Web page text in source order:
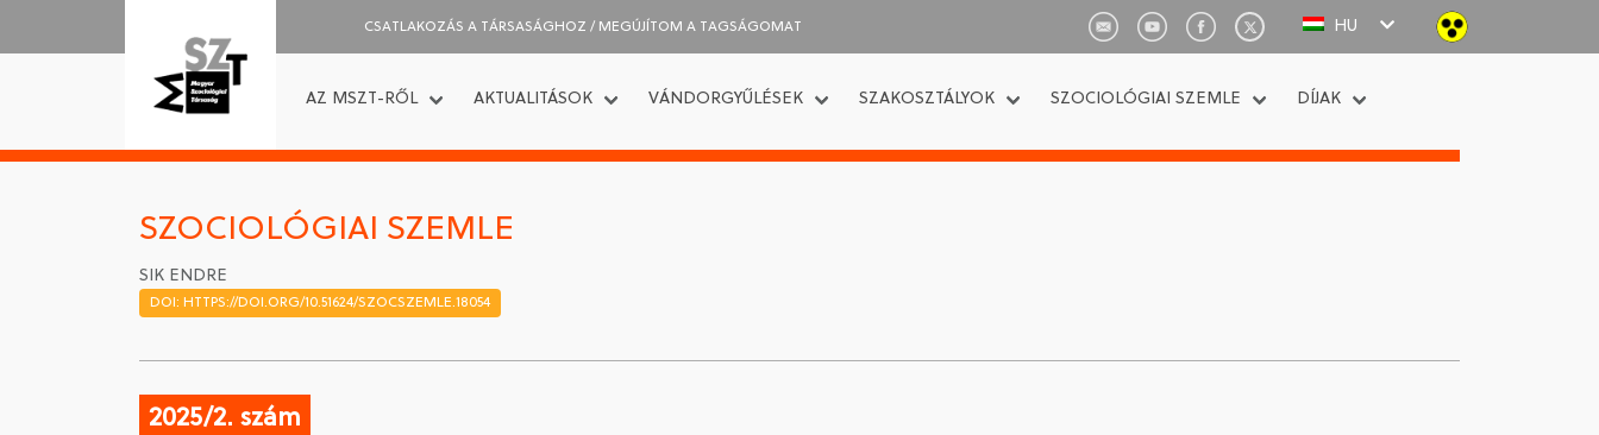
CSATLAKOZÁS A TÁRSASÁGHOZ / MEGÚJÍTOM A TAGSÁGOMAT HU
AZ MSZT-RŐL AKTUALITÁSOK VÁNDORGYŰLÉSEK SZAKOSZTÁLYOK SZOCIOLÓGIAI SZEMLE DÍJAK
SZOCIOLÓGIAI SZEMLE
SIK ENDRE
DOI: HTTPS://DOI.ORG/10.51624/SZOCSZEMLE.18054
2025/2. szám